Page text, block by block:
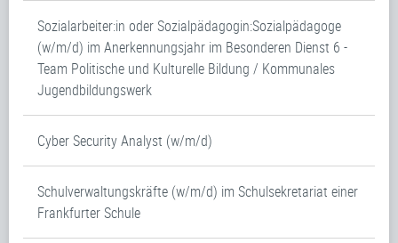
Sozialarbeiter:in oder Sozialpädagogin:Sozialpädagoge
(w/m/d) im Anerkennungsjahr im Besonderen Dienst 6 -
Team Politische und Kulturelle Bildung / Kommunales
Jugendbildungswerk
Cyber Security Analyst (w/m/d)
Schulverwaltungskräfte (w/m/d) im Schulsekretariat einer
Frankfurter Schule